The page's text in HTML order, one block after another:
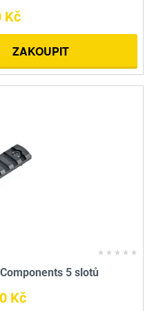
Kč
ZAKOUPIT
5 slotů
Kč